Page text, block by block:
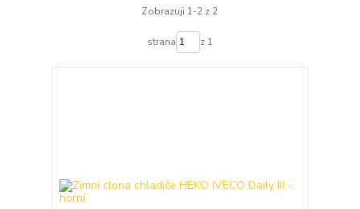
Zobrazuji 1-2 z 2
strana z 1